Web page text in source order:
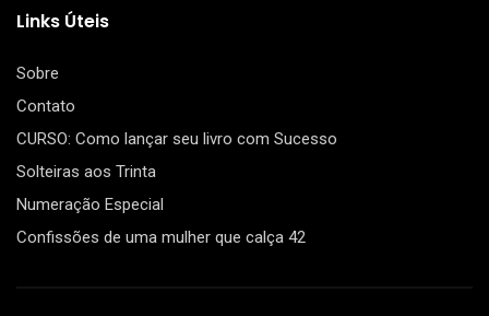
Links Úteis
Sobre
Contato
CURSO: Como lançar seu livro com Sucesso
Solteiras aos Trinta
Numeração Especial
Confissões de uma mulher que calça 42